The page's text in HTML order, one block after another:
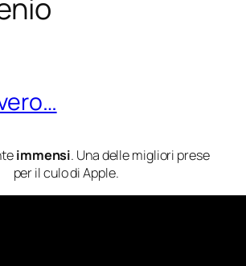
immensi. Una delle migliori prese
per il culo di Apple.